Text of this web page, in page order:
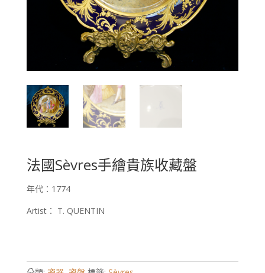
法國Sèvres手繪貴族收藏盤
年代：1774
Artist： T. QUENTIN